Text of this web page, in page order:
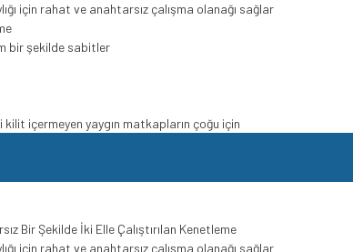
için rahat ve anahtarsız çalışma olanağı sağlar
bir şekilde sabitler
içermeyen yaygın matkapların çoğu için
Bir Şekilde İki Elle Çalıştırılan Kenetleme
için rahat ve anahtarsız çalışma olanağı sağlar